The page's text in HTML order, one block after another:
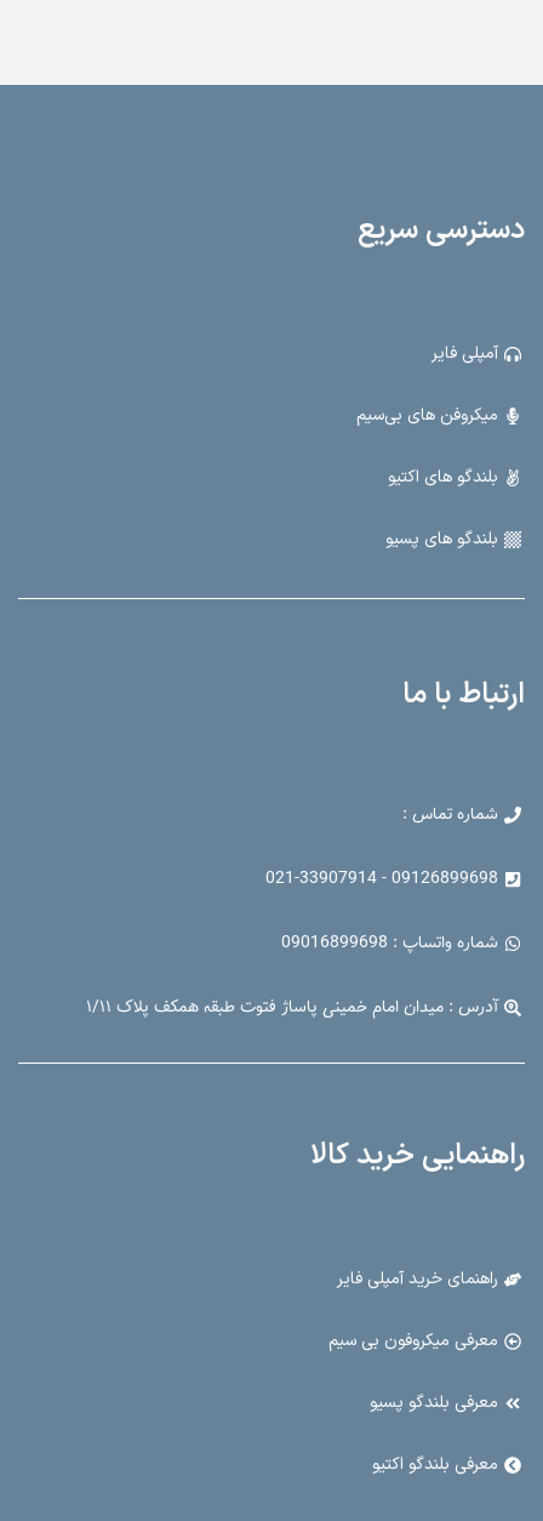
عرض 35 سانتیمتر و ارتفاع 58 سانتیمتر - مناسب برای هر فضا.
- وزن مناسب:
دسترسی سریع
آمپلی فایر
میکروفن های بی‌سیم
بلندگو های اکتیو
بلندگو های پسیو
ارتباط با ما
شماره تماس :
09126899698 - 021-33907914
شماره واتساپ : 09016899698
آدرس : میدان امام خمینی پاساژ فتوت طبقه همکف پلاک ۱/۱۱
راهنمایی خرید کالا
راهنمای خرید آمپلی فایر
معرفی میکروفون بی سیم
معرفی بلندگو پسیو
معرفی بلندگو اکتیو